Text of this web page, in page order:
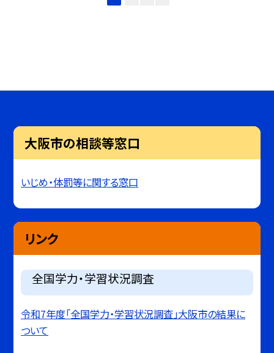
大阪市の相談等窓口
いじめ・体罰等に関する窓口
リンク
全国学力・学習状況調査
令和7年度「全国学力・学習状況調査」大阪市の結果に
ついて